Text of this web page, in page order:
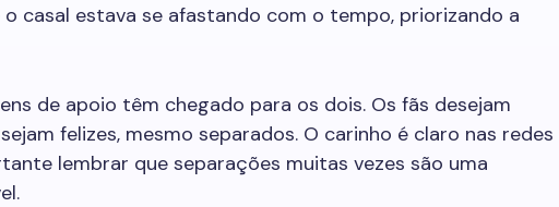
casal estava se afastando com o tempo, priorizando a
de apoio têm chegado para os dois. Os fãs desejam
felizes, mesmo separados. O carinho é claro nas redes
lembrar que separações muitas vezes são uma